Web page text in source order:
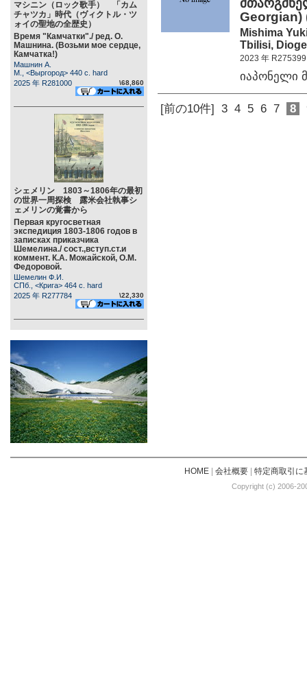
マシニン（ロック歌手） 「カム
チャツカ」時代（ヴィクトル・ツ
ォイの聖地の全歴史）
Время "Камчатки"./ ред. О.
Машнина. (Возьми мое сердце,
Камчатка!)
Машнин А.
М., <Выргород> 440 c. hard
2025 年 R281000
\68,860
シェメリン 1803～1806年の最初
の世界一周探検 露米会社執事シ
ェメリンの覚書から
Первая кругосветная
экспедиция 1803-1806 годов в
записках приказчика
Шемелина./ сост.,вступ.ст.и
коммент. К.А. Можайской, О.М.
Федоровой.
Шемелин Ф.И.
СПб., <Крига> 464 c. hard
2025 年 R277784
\22,330
Georgian)
Mishima
Tbilisi,
2023 年 R275399
იაპონელი
[前の10件] 3 4 5 6 7 8
HOME| 会社概要| 特定商取引に
Copyright (c) 2006-